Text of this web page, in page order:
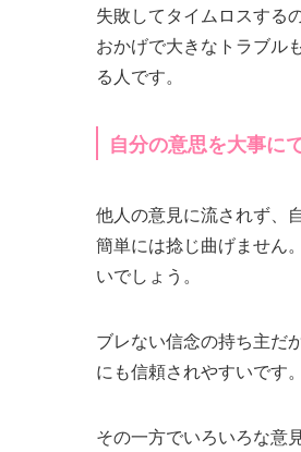
失敗してタイムロスする
おかげで大きなトラブル
る人です。
自分の意思を大事に
他人の意見に流されず、
簡単には捻じ曲げません
いでしょう。
ブレない信念の持ち主だ
にも信頼されやすいです
その一方でいろいろな意